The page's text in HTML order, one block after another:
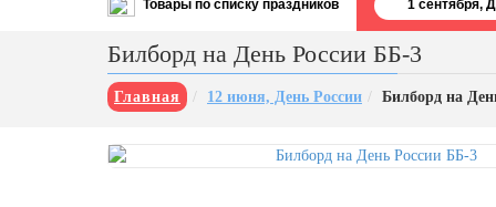
Товары по списку праздников
День строителя (второе воскресенье
августа)
1 cентября,
Билборд на День России ББ-3
Главная 12 июня, День России Билборд на